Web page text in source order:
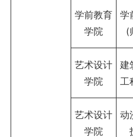
学前教育
学院
学
(
艺术设计
学院
建
工
艺术设计
学院
动